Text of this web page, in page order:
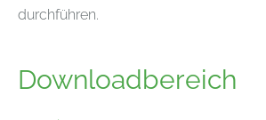
durchführen.
Downloadbereich